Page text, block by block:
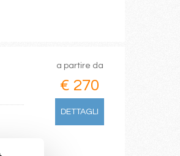
a partire da
€ 270
DETTAGLI